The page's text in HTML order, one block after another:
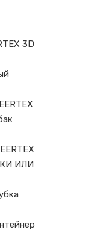
3D
ИЛИ